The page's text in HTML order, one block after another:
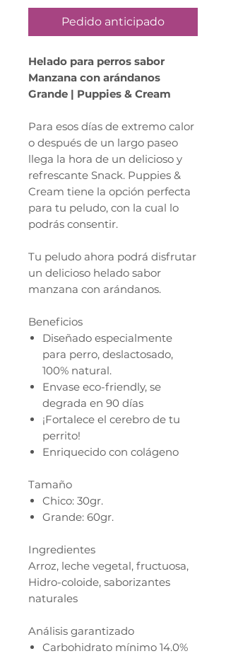
Pedido anticipado
Helado para perros sabor
Manzana con arándanos
Grande | Puppies & Cream
Para esos días de extremo calor
o después de un largo paseo
llega la hora de un delicioso y
refrescante Snack. Puppies &
Cream tiene la opción perfecta
para tu peludo, con la cual lo
podrás consentir.
Tu peludo ahora podrá disfrutar
un delicioso helado sabor
manzana con arándanos.
Beneficios
Diseñado especialmente
para perro, deslactosado,
100% natural.
Envase eco-friendly, se
degrada en 90 días
¡Fortalece el cerebro de tu
perrito!
Enriquecido con colágeno
Tamaño
Chico: 30gr.
Grande: 60gr.
Ingredientes
Arroz, leche vegetal, fructuosa,
Hidro-coloide, saborizantes
naturales
Análisis garantizado
Carbohidrato mínimo 14.0%